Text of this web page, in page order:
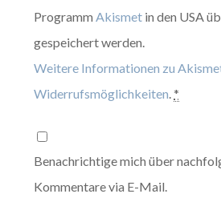
ProgrammAkismet in den USA
gespeichert werden.
Weitere Informationen zu
Widerrufsmöglichkeiten.*
Benachrichtige mich über
Kommentare via E-Mail.